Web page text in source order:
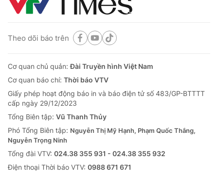
Theo dõi báo trên
Cơ quan chủ quản:Đài Truyền hình Việt Nam
Cơ quan báo chí: Thời báo VTV
Giấy phép hoạt động báo in và báo điện tử số 483/GP-BTTTT
cấp ngày 29/12/2023
Tổng Biên tập: Vũ Thanh Thủy
Phó Tổng Biên tập: Nguyễn Thị Mỹ Hạnh, Phạm Quốc Thắng,
Nguyễn Trọng Ninh
Tổng đài VTV: 024.38 355 931 - 024.38 355 932
Ðiện thoại Thời báo VTV: 0988 671 671